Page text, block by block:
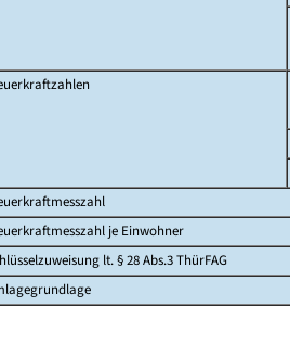
je Einwohner
lt. § 28 Abs.3 ThürFAG